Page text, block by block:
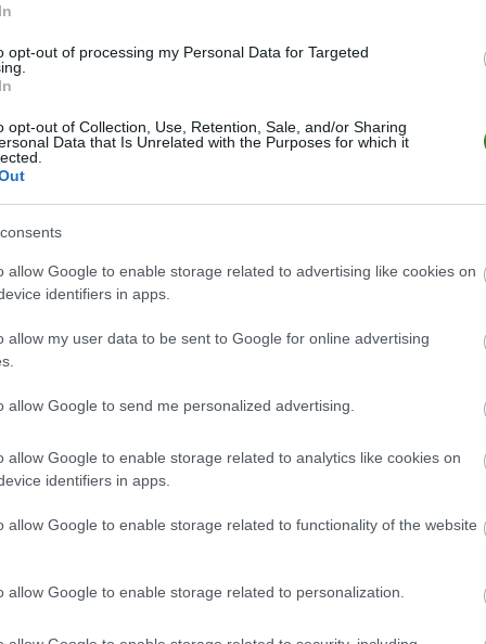
opt-out of processing my Personal Data for Targeted
opt-out of Collection, Use, Retention, Sale, and/or Sharing
Data that Is Unrelated with the Purposes for which it
allow Google to enable storage related to advertising like cookies on
identifiers in apps.
allow my user data to be sent to Google for online advertising
allow Google to send me personalized advertising.
allow Google to enable storage related to analytics like cookies on
identifiers in apps.
allow Google to enable storage related to functionality of the website
allow Google to enable storage related to personalization.
26 9 38-
48-
26 4 1 1 11-88
remis
M PKT Z R P GOLE
13 26 7 5 1 33-13
13 25 34-13
36-
30-
27-
27-
27-
31-